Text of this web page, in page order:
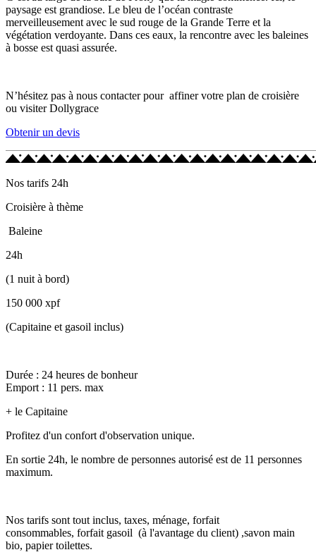
paysage est grandiose. Le bleu de l’océan contraste
merveilleusement avec le sud rouge de la Grande Terre et la
végétation verdoyante. Dans ces eaux, la rencontre avec les baleines
à bosse est quasi assurée.
N’hésitez pas à nous contacter pour affiner votre plan de croisière
ou visiter Dollygrace
Obtenir un devis
Nos tarifs 24h
Croisière à thème
Baleine
24h
(1 nuit à bord)
150 000 xpf
(Capitaine et gasoil inclus)
Durée : 24 heures de bonheur
Emport : 11 pers. max
+ le Capitaine
Profitez d'un confort d'observation unique.
En sortie 24h, le nombre de personnes autorisé est de 11 personnes
maximum.
Nos tarifs sont tout inclus, taxes, ménage, forfait
consommables, forfait gasoil (à l'avantage du client) ,savon main
bio, papier toilettes.